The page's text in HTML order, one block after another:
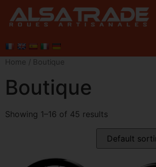
Home / Boutique
Boutique
Showing 1–16 of 45 results